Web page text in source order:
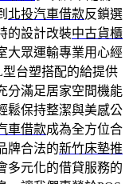
北投汽車借款反鎖選
的設計改裝中古貨櫃
大眾運輸專業用心經
台塑搭配的給提供
分滿足居家空間機能
鬆保持整潔與美感公
車借款成為全方位合
牌合法的新竹床墊推
多元化的借貸服務的